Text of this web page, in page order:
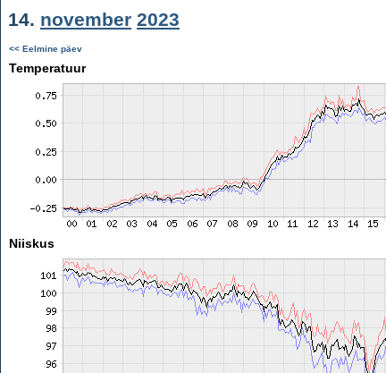
14. november 2023
<< Eelmine päev
Temperatuur
Niiskus